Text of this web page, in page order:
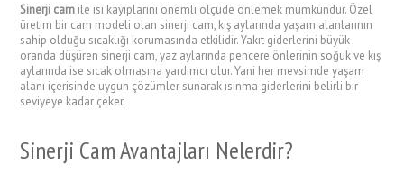
Sinerji cam ile ısı kayıplarını önemli ölçüde önlemek mümkündür. Özel
üretim bir cam modeli olan sinerji cam, kış aylarında yaşam alanlarının
sahip olduğu sıcaklığı korumasında etkilidir. Yakıt giderlerini büyük
oranda düşüren sinerji cam, yaz aylarında pencere önlerinin soğuk ve kış
aylarında ise sıcak olmasına yardımcı olur. Yani her mevsimde yaşam
alanı içerisinde uygun çözümler sunarak ısınma giderlerini belirli bir
seviyeye kadar çeker.
Sinerji Cam Avantajları Nelerdir?